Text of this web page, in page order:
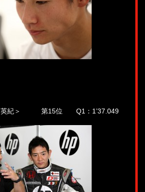
英紀＞ 第15位 Q1：1’37.049